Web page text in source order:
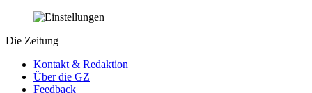
Die Zeitung
Kontakt & Redaktion
Über die GZ
Feedback